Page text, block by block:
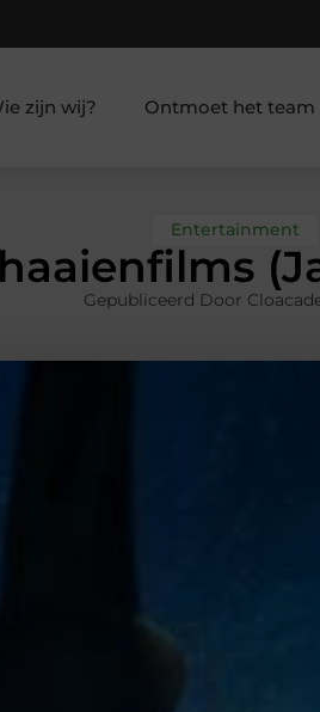
zijn wij? Ontmoet het team
Entertainment
Gepubliceerd Door